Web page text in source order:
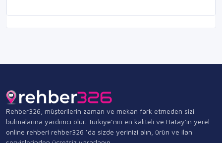
Rehber326, müşterilerin zaman ve mekan fark etmeden sizi
bulmalarına yardımcı olur. Türkiye’nin en kaliteli ve Hatay'ın yerel
online rehberi rehber326 ‘da sizde yerinizi alın, ürün ve ilan